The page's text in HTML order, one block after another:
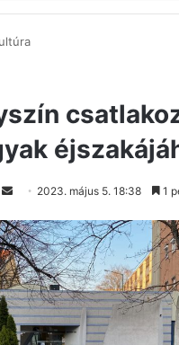
Send
email
2023. május 5. 18:38 1